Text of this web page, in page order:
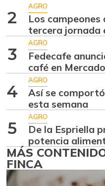
2
AGRO
Los campeones
tercera jornada
3
AGRO
Fedecafe
café en
4
AGRO
Así se
esta semana
5
AGRO
De la Espriella
potencia
MÁS
FINCA